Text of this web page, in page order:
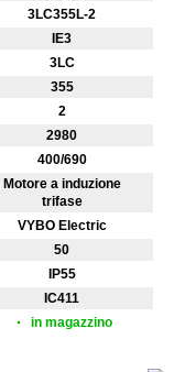
3LC355L-2
IE3
3LC
355
2
2980
400/690
Motore a induzione
trifase
VYBO Electric
50
IP55
IC411
in magazzino